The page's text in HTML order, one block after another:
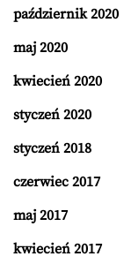
październik 2020
maj 2020
kwiecień 2020
styczeń 2020
styczeń 2018
czerwiec 2017
maj 2017
kwiecień 2017